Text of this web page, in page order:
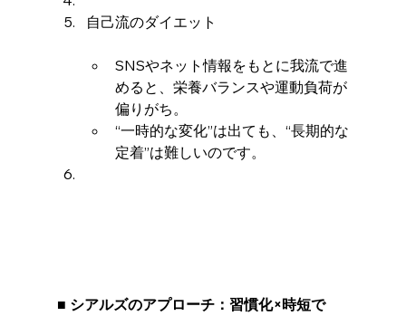
自己流のダイエット
SNSやネット情報をもとに我流で進
めると、栄養バランスや運動負荷が
偏りがち。
“一時的な変化”は出ても、“長期的な
定着”は難しいのです。
■ シアルズのアプローチ：習慣化×時短で